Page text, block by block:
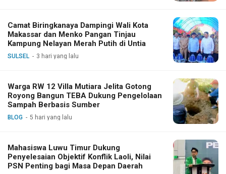
Camat Biringkanaya Dampingi Wali Kota
Makassar dan Menko Pangan Tinjau
Kampung Nelayan Merah Putih di Untia
SULSEL 3 hari yang lalu
Warga RW 12 Villa Mutiara Jelita Gotong
Royong Bangun TEBA Dukung Pengelolaan
Sampah Berbasis Sumber
BLOG 5 hari yang lalu
Mahasiswa Luwu Timur Dukung
Penyelesaian Objektif Konflik Laoli, Nilai
PSN Penting bagi Masa Depan Daerah